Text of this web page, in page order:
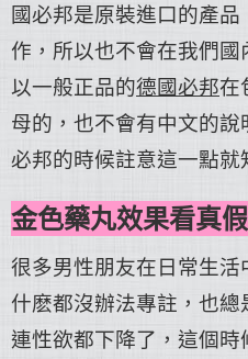
國必邦是原裝進口的產
作，所以也不會在我們
以一般正品的德國必邦在
母的，也不會有中文的
必邦的時候註意這一點就
金色藥丸效果看真假
很多男性朋友在日常生
什麽都沒辦法專註，也
連性欲都下降了，這個時